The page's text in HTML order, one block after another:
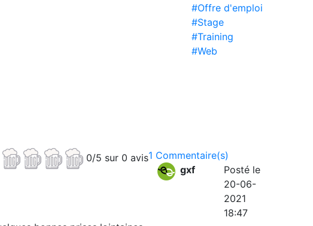
#Offre d'emploi
#Stage
#Training
#Web
1 Commentaire(s)
0/5 sur 0 avis
gxf
Posté le
20-06-
2021
18:47